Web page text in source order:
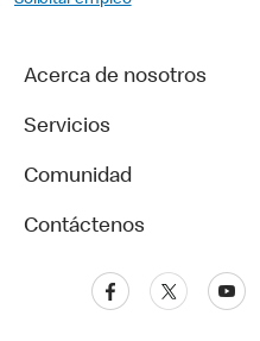
Acerca de nosotros
Servicios
Comunidad
Contáctenos